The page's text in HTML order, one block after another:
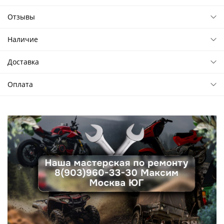
Отзывы
Наличие
Доставка
Оплата